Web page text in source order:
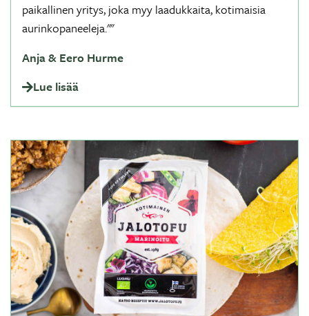
paikallinen yritys, joka myy laadukkaita, kotimaisia
aurinkopaneeleja.""
Anja & Eero Hurme
Lue lisää